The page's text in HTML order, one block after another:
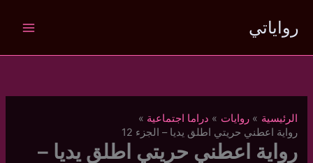
المحتوى
رواياتي
الرئيسية روايات
دراما اجتماعية
رواية اعطني حريتي اطلق يديا – الجزء 12
رواية اعطني حريتي اطلق يديا –